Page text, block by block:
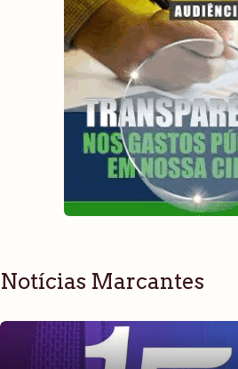
Notícias Marcantes